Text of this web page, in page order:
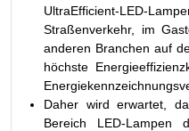
UltraEfficient-LED-
Straßenverkehr, im
anderen Branchen auf
höchste
Daher wird erwartet,
Bereich LED-Lampen